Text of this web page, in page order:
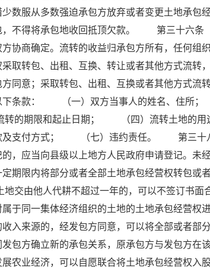
数服从多数强迫承包方放弃或者变更土地承包
，不得将承包地收回抵顶欠款。 第三十六条
方协商确定。流转的收益归承包方所有，任何
取转包、出租、互换、转让或者其他方式流转
方同意；采取转包、出租、互换或者其他方式
下条款： （一）双方当事人的姓名、住所
的期限和起止日期； （四）流转土地的用
支付方式； （七）违约责任。 第三十八
的，应当向县级以上地方人民政府申请登记。
期限内将部分或者全部土地承包经营权转包或
交由他人代耕不超过一年的，可以不签订书
属于同一集体经济组织的土地的土地承包经
入来源的，经发包方同意，可以将全部或者部
发包方确立新的承包关系，原承包方与发包方
农业经济，可以自愿联合将土地承包经营